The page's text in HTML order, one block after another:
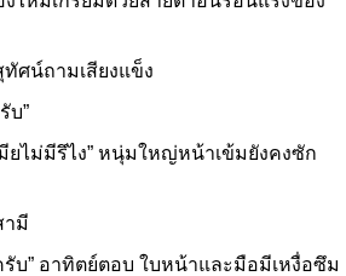
ศน์ถามเสียงแข็ง
บ”
ไม่มีรึไง” หนุ่มใหญ่หน้าเข้มยังคงซัก
มี
” อาทิตย์ตอบ ใบหน้าและมือมีเหงื่อซึม